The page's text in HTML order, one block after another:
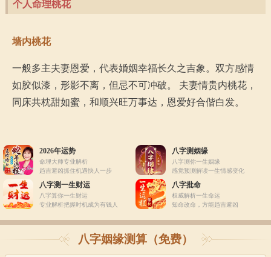
个人命理桃花
墙内桃花
一般多主夫妻恩爱，代表婚姻幸福长久之吉象。双方感情
如胶似漆，形影不离，但忌不可冲破。 夫妻情贵内桃花，
同床共枕甜如蜜，和顺兴旺万事达，恩爱好合偕白发。
2026年运势
命理大师专业解析
趋吉避凶抓住机遇快人一步
八字测姻缘
八字测你一生姻缘
感觉预测解读一生情感变化
八字测一生财运
八字算你一生财运
专业解析把握时机成为有钱人
八字批命
权威解析一生命运
知命改命，方能趋吉避凶
八字姻缘测算（免费）